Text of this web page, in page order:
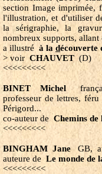
section Image imprimée,
l'illustration, et d'utiliser
la sérigraphie, la
nombreux supports,
a illustré à la découverte
> voir CHAUVET (D)
<<<<<<<<<
BINET Michel
professeur de lettres,
Périgord...
co-auteur de Chemins
<<<<<<<<<
BINGHAM JaneGB,
auteure deLe monde de
<<<<<<<<<